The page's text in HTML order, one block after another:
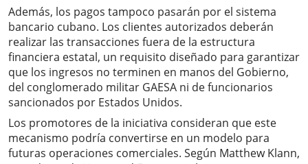
Además, los pagos tampoco pasarán por el sistema
bancario cubano. Los clientes autorizados deberán
realizar las transacciones fuera de la estructura
financiera estatal, un requisito diseñado para garantizar
que los ingresos no terminen en manos del Gobierno,
del conglomerado militar GAESA ni de funcionarios
sancionados por Estados Unidos.
Los promotores de la iniciativa consideran que este
mecanismo podría convertirse en un modelo para
futuras operaciones comerciales. Según Matthew Klann,